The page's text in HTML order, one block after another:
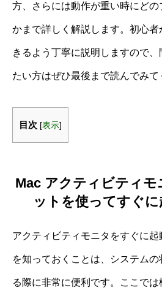
方、さらには動作が重い時にどの
かまで詳しく解説します。初心
きるよう丁寧に説明しますので
たい方はぜひ最後まで読んでみて
目次 [表示]
Mac アクティビティモ
ットを使ってすぐ
アクティビティモニタをすぐに起
を知っておくことは、システム
る際に非常に便利です。ここでは